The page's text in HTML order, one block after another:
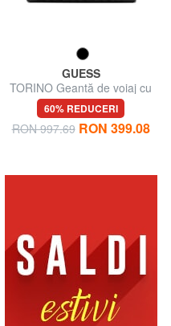
GUESS
TORINO Geantă de voiaj cu
curea de umăr
60% REDUCERI
RON 997.69 RON 399.08